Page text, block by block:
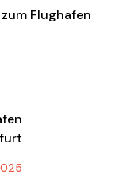
Flughafen